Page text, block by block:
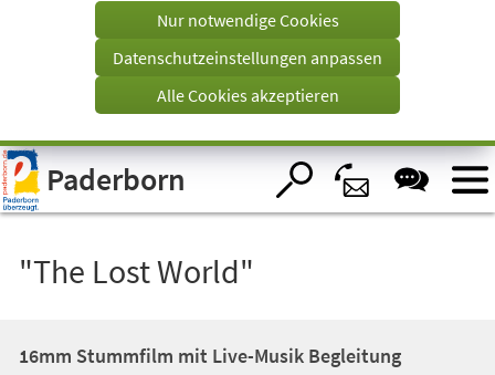
Visuelle
Assistenzsoftware
öffnen.
einem
Tab)
Nur notwendige Cookies
Datenschutzeinstellungen anpassen
Alle Cookies akzeptieren
Paderborn
"The Lost World"
16mm Stummfilm mit Live-Musik Begleitung